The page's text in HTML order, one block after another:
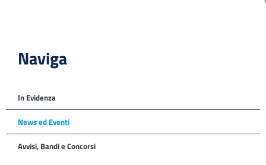
Naviga
In Evidenza
News ed Eventi
Avvisi, Bandi e Concorsi